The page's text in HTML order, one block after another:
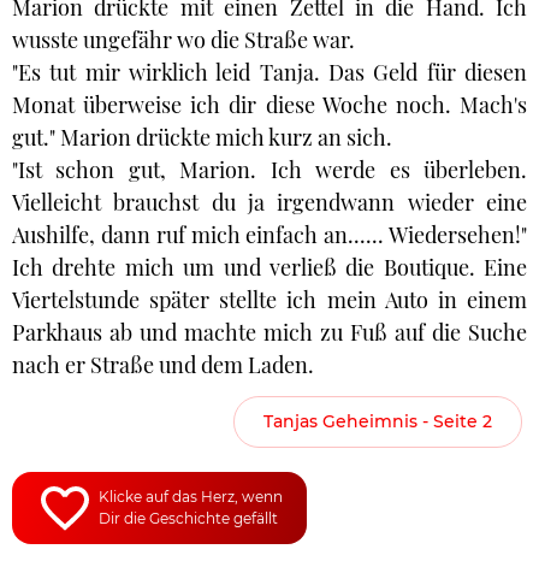
Marion drückte mit einen Zettel in die Hand. Ich
wusste ungefähr wo die Straße war.
"Es tut mir wirklich leid Tanja. Das Geld für diesen
Monat überweise ich dir diese Woche noch. Mach's
gut." Marion drückte mich kurz an sich.
"Ist schon gut, Marion. Ich werde es überleben.
Vielleicht brauchst du ja irgendwann wieder eine
Aushilfe, dann ruf mich einfach an...... Wiedersehen!"
Ich drehte mich um und verließ die Boutique. Eine
Viertelstunde später stellte ich mein Auto in einem
Parkhaus ab und machte mich zu Fuß auf die Suche
nach er Straße und dem Laden.
Tanjas Geheimnis - Seite 2
Klicke auf das Herz, wenn
Dir die Geschichte gefällt